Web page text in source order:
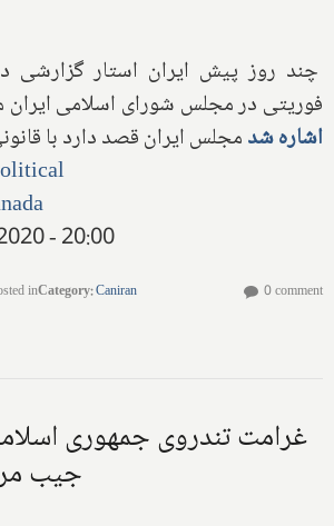
چند روز پیش ایران استار گزارشی
فوریتی در مجلس شورای اسلامی ایران
اشاره شدمجلس ایران قصد دارد با
- 20:00
inCategory:Caniran 0 comment
غرامت تندروی جمهوری
جیب